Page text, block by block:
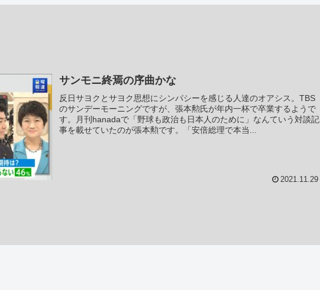
サンモニ終焉の序曲かな
反日サヨクとサヨク思想にシンパシーを感じる人達のオアシス。TBS
のサンデーモーニングですが、張本勲氏が年内一杯で卒業するようで
す。月刊hanadaで「野球も政治も日本人のために」なんていう対談記
事を載せていたのが張本勲です。「安倍総理で本当...
2021.11.29